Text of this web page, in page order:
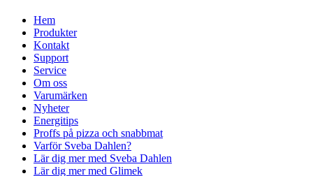
Hem
Produkter
Kontakt
Support
Service
Om oss
Varumärken
Nyheter
Energitips
Proffs på pizza och snabbmat
Varför Sveba Dahlen?
Lär dig mer med Sveba Dahlen
Lär dig mer med Glimek